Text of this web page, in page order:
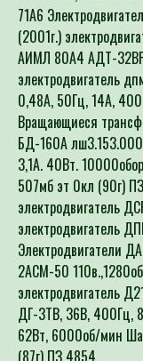
71А6
(2001г.)
АИМЛ 80А4 АДТ-
электродвигатель
0,48А, 50Гц, 14А,
Вращающиеся
БД-160А
3,1А. 40Вт.
507мб эт 0кл (90г)
электродвигатель
электродвигатель
Электродвигатели
2АСМ-50
электродвигатель
ДГ-3ТВ, 36В, 400Гц,
62Вт, 6000об/мин
(87г) ПЗ 4854